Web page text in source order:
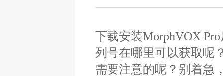
下载安装MorphVOX
列号在哪里可以获取呢
需要注意的呢？别着急